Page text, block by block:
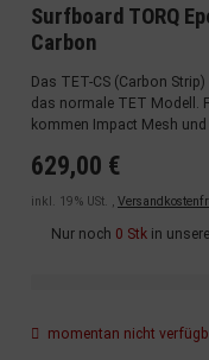
Surfboard TORQ
Carbon
Das TET-CS (Carbon
das normale TET Modell.
kommen Impact Mesh
629,00 €
inkl. 19% USt. ,
Nur noch 0 Stk in
momentan nicht